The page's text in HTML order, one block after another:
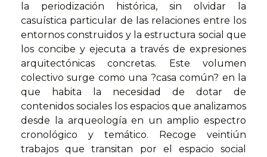
la periodización histórica, sin olvidar la
casuística particular de las relaciones entre los
entornos construidos y la estructura social que
los concibe y ejecuta a través de expresiones
arquitectónicas concretas. Este volumen
colectivo surge como una ?casa común? en la
que habita la necesidad de dotar de
contenidos sociales los espacios que analizamos
desde la arqueología en un amplio espectro
cronológico y temático. Recoge veintiún
trabajos que transitan por el espacio social